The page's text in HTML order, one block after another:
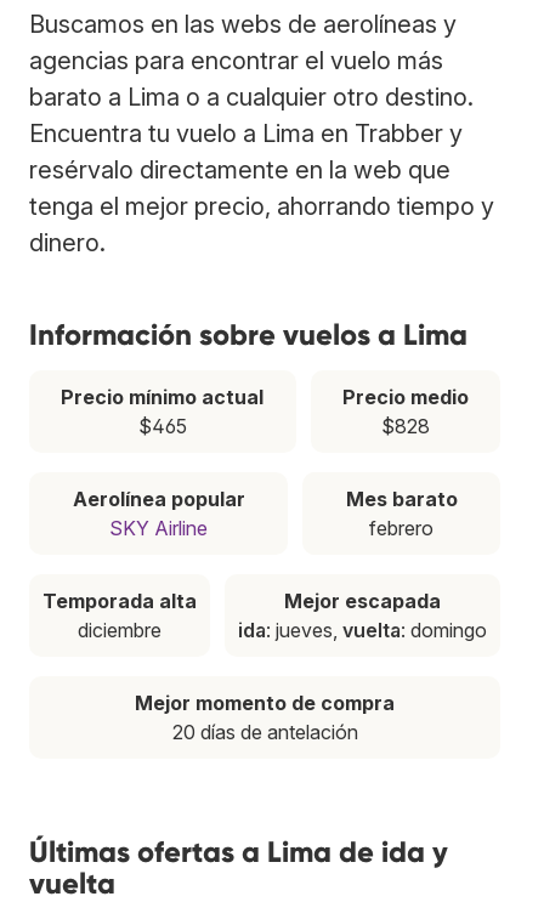
Buscamos en las webs de aerolíneas y
agencias para encontrar el vuelo más
barato a Lima o a cualquier otro destino.
Encuentra tu vuelo a Lima en Trabber y
resérvalo directamente en la web que
tenga el mejor precio, ahorrando tiempo y
dinero.
Información sobre vuelos a Lima
Precio mínimo actual
$465
Precio medio
$828
Aerolínea popular
SKY Airline
Mes barato
febrero
Temporada alta
diciembre
Mejor escapada
ida: jueves, vuelta: domingo
Mejor momento de compra
20 días de antelación
Últimas ofertas a Lima de ida y
vuelta